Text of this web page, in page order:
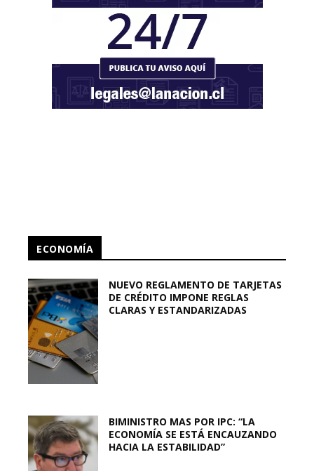
ECONOMÍA
NUEVO REGLAMENTO DE TARJETAS
DE CRÉDITO IMPONE REGLAS
CLARAS Y ESTANDARIZADAS
BIMINISTRO MAS POR IPC: “LA
ECONOMÍA SE ESTÁ ENCAUZANDO
HACIA LA ESTABILIDAD”